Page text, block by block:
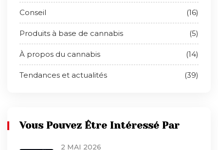
Conseil (16)
Produits à base de cannabis (5)
À propos du cannabis (14)
Tendances et actualités (39)
Vous Pouvez Être Intéressé Par
2 MAI 2026